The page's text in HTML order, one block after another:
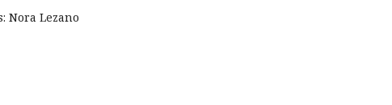
Nora Lezano